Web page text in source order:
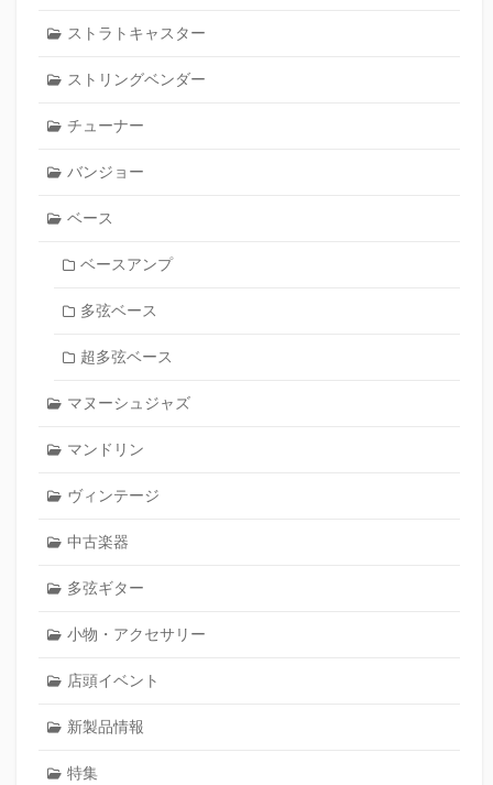
ストラトキャスター
ストリングベンダー
チューナー
バンジョー
ベース
ベースアンプ
多弦ベース
超多弦ベース
マヌーシュジャズ
マンドリン
ヴィンテージ
中古楽器
多弦ギター
小物・アクセサリー
店頭イベント
新製品情報
特集